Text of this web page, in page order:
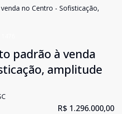
no Centro - Sofisticação,
padrão à venda
amplitude
R$ 1.296.000,00